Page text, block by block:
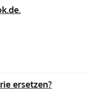
ersetzen?